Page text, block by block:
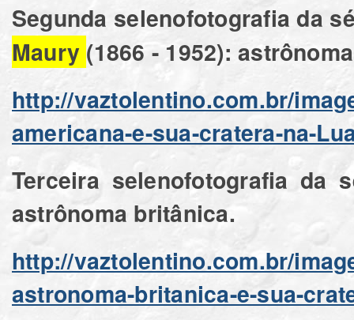
Segunda selenofotografia da
Maury (1866 - 1952):
http://vaztolentino.com.br/
americana-e-sua-cratera-na-
Terceira selenofotografia da
astrônoma britânica.
http://vaztolentino.com.br/
astronoma-britanica-e-sua-